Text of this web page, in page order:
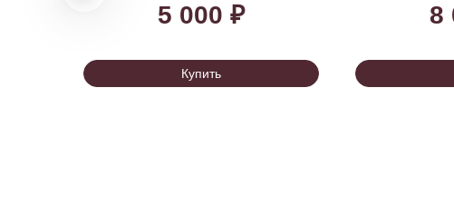
Купить
5 000 ₽ 8